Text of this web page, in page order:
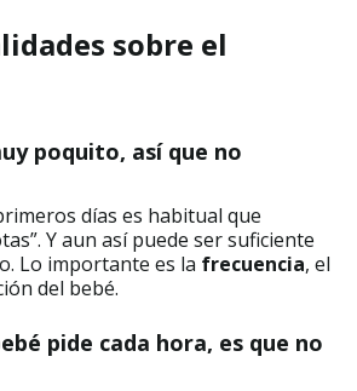
sobre el
poquito, así que no
días es habitual que
Y aun así puede ser suficiente
Lo importante es la frecuencia, el
del bebé.
pide cada hora, es que no